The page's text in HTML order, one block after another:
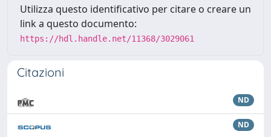
Utilizza questo identificativo per citare o creare un
link a questo documento:
https://hdl.handle.net/11368/3029061
Citazioni
ND
ND